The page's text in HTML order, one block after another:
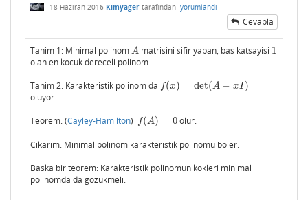
18 Haziran 2016 Kimyager tarafından yorumlandı
Cevapla
Tanim 1: Minimal polinom A
A matrisini sifir yapan, bas katsayisi 1
1
olan en kocuk dereceli polinom.
Tanim 2: Karakteristik polinom da f(x) = det(A − x I)
f(x)=det( A−xI)
oluyor.
Teorem: (Cayley-Hamilton) f(A) = 0
f(A)=0 olur.
Cikarim: Minimal polinom karakteristik polinomu boler.
Baska bir teorem: Karakteristik polinomun kokleri minimal
polinomda da gozukmeli.